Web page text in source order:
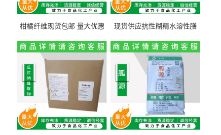
柑橘纤维现货包邮 量大优惠
现货供应抗性糊精水溶性膳
量1kg包邮